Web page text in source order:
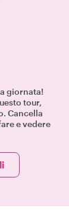
giornata!
tour,
Cancella
e vedere